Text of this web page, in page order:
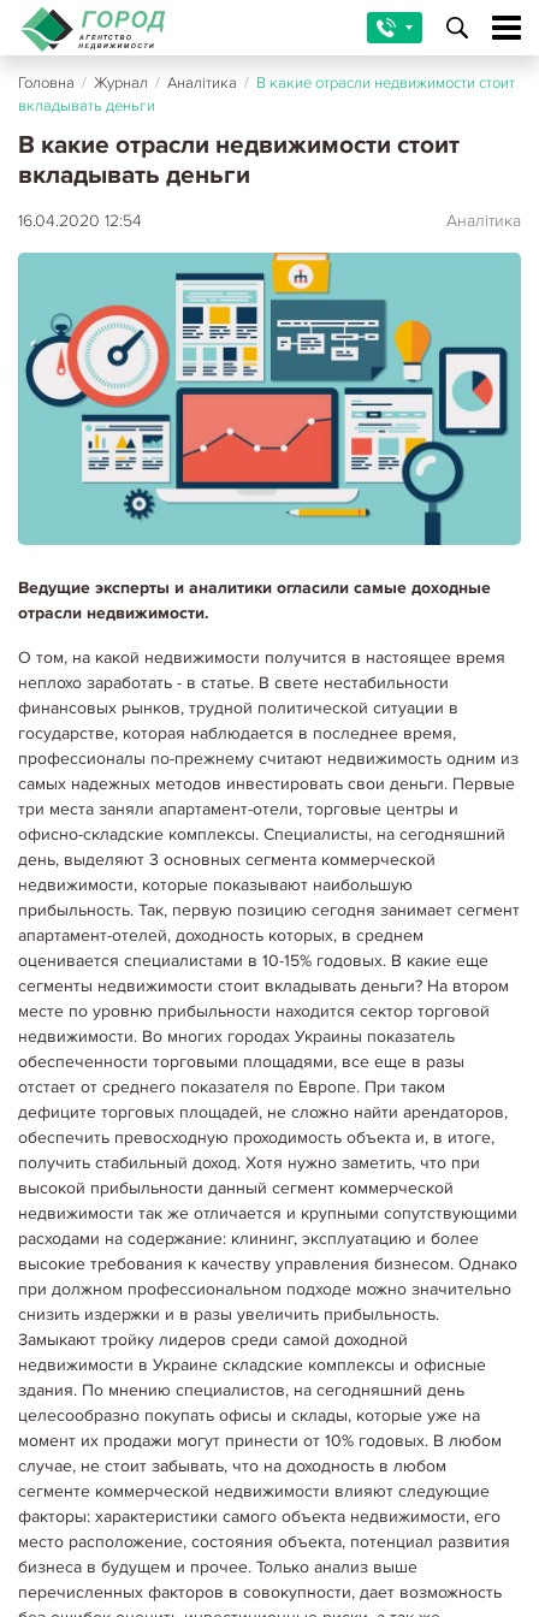
Головна / Журнал / Аналітика / В какие отрасли недвижимости стоит
вкладывать деньги
В какие отрасли недвижимости стоит
вкладывать деньги
16.04.2020 12:54 Аналітика
Ведущие эксперты и аналитики огласили самые доходные
отрасли недвижимости.
О том, на какой недвижимости получится в настоящее время
неплохо заработать - в статье. В свете нестабильности
финансовых рынков, трудной политической ситуации в
государстве, которая наблюдается в последнее время,
профессионалы по-прежнему считают недвижимость одним из
самых надежных методов инвестировать свои деньги. Первые
три места заняли апартамент-отели, торговые центры и
офисно-складские комплексы. Специалисты, на сегодняшний
день, выделяют 3 основных сегмента коммерческой
недвижимости, которые показывают наибольшую
прибыльность. Так, первую позицию сегодня занимает сегмент
апартамент-отелей, доходность которых, в среднем
оценивается специалистами в 10-15% годовых. В какие еще
сегменты недвижимости стоит вкладывать деньги? На втором
месте по уровню прибыльности находится сектор торговой
недвижимости. Во многих городах Украины показатель
обеспеченности торговыми площадями, все еще в разы
отстает от среднего показателя по Европе. При таком
дефиците торговых площадей, не сложно найти арендаторов,
обеспечить превосходную проходимость объекта и, в итоге,
получить стабильный доход. Хотя нужно заметить, что при
высокой прибыльности данный сегмент коммерческой
недвижимости так же отличается и крупными сопутствующими
расходами на содержание: клининг, эксплуатацию и более
высокие требования к качеству управления бизнесом. Однако
при должном профессиональном подходе можно значительно
снизить издержки и в разы увеличить прибыльность.
Замыкают тройку лидеров среди самой доходной
недвижимости в Украине складские комплексы и офисные
здания. По мнению специалистов, на сегодняшний день
целесообразно покупать офисы и склады, которые уже на
момент их продажи могут принести от 10% годовых. В любом
случае, не стоит забывать, что на доходность в любом
сегменте коммерческой недвижимости влияют следующие
факторы: характеристики самого объекта недвижимости, его
место расположение, состояния объекта, потенциал развития
бизнеса в будущем и прочее. Только анализ выше
перечисленных факторов в совокупности, дает возможность
14.09.2023 Аналітика
ВВЕДЕННЯ ЖИТЛА В ЕКСПЛУАТАЦІЮ В УКРАЇНІ У 2022 РОЦІ:
ПАДІННЯ НА 38%
В Україні у 2022 спостерігалося помітне скорочення кількості житла,
яке було введено в експлуатацію. Ця ситуація була наслідком
російської агресії та інших обставин. За цей рік було введено в
експлуатацію всього 7,1 мільйона квадратних…
31.10.2023
РИНОК НЕРУХОМОСТІ В УКРАЇНІ: НЕГАТИВНІ ЗМІНИ ТА
ВИКЛИКИ В УМОВАХ ГЕОПОЛІТИЧНИХ ТУРБУЛЕНТНОСТЕЙ
Український ринок нерухомості пережив значні трансформації
останніми роками, і ця еволюція спричинила суттєві труднощі для
галузі. За останні два десятиліття ринок нерухомості в Україні залучав
великі капітали та приватні…
Детальніше...